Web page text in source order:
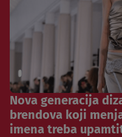
Nova generacija
brendova koji
imena treba